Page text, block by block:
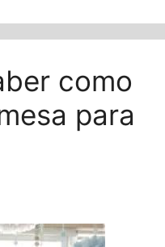
como
para